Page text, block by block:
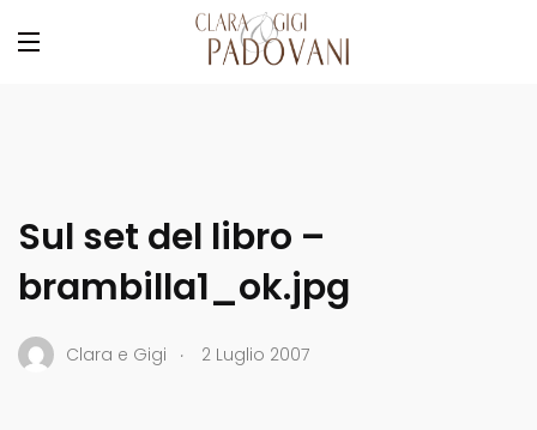
Sul set del libro –
brambilla1_ok.jpg
Clara e Gigi . 2 Luglio 2007